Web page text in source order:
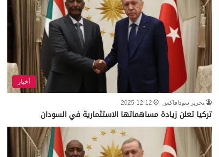
أخبار
تحرير سودافاكس 2025-12-12
تركيا تعلن زيادة مساهماتها الاستثمارية في السودان